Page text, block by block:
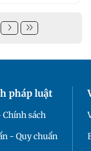
pháp luật
Chính sách
- Quy chuẩn